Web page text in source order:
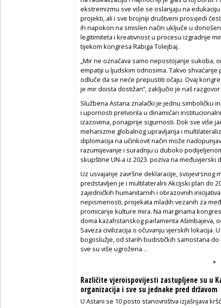
ekstremizmu sve više se oslanjaju na
projekti, ali i sve brojniji društveni prosvjedi
ih napokon na smislen način uključe u
legitimiteta i kreativnost u procesu izgradnje
tijekom kongresa Rabiga Tolejbaj.
„Mir ne označava samo nepostojanje sukoba,
empatiji u ljudskim odnosima. Takvo
odluče da se neće prepustiti očaju. Ovaj
je mir doista dostižan“, zaključio je naš
Službena Astana znalački je jednu simboličku
i upornosti pretvorila u dinamičan
izazovima, ponajprije sigurnosti. Dok sve više
mehanizme globalnog upravljanja i
diplomacija na učinkovit način može
razumijevanje i suradnju u duboko
skupštine UN-a iz 2023. poziva na međuvjerski
Uz usvajanje završne deklaracije, svojevrsnog
predstavljen je i multilateralni Akcijski plan do
zajedničkih humanitarnih i obrazovnih
nepismenosti, projekata mladih vezanih za
promicanje kulture mira. Na marginama
doma kazahstanskog parlamenta Ašimbajeva,
Saveza civilizacija o očuvanju vjerskih lokacija.
bogoslužje, od starih budističkih samostana
sve su više ugrožena…
*
Različite vjeroispovijesti zastupljene su u
organizacija i sve su jednake pred državom
U Astani se 10 posto stanovništva izjašnjava